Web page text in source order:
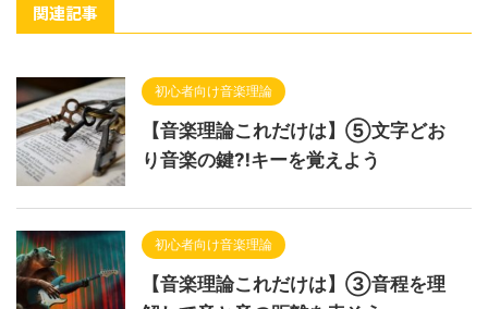
関連記事
初心者向け音楽理論
【音楽理論これだけは】⑤文字どお
り音楽の鍵⁈キーを覚えよう
初心者向け音楽理論
【音楽理論これだけは】③音程を理